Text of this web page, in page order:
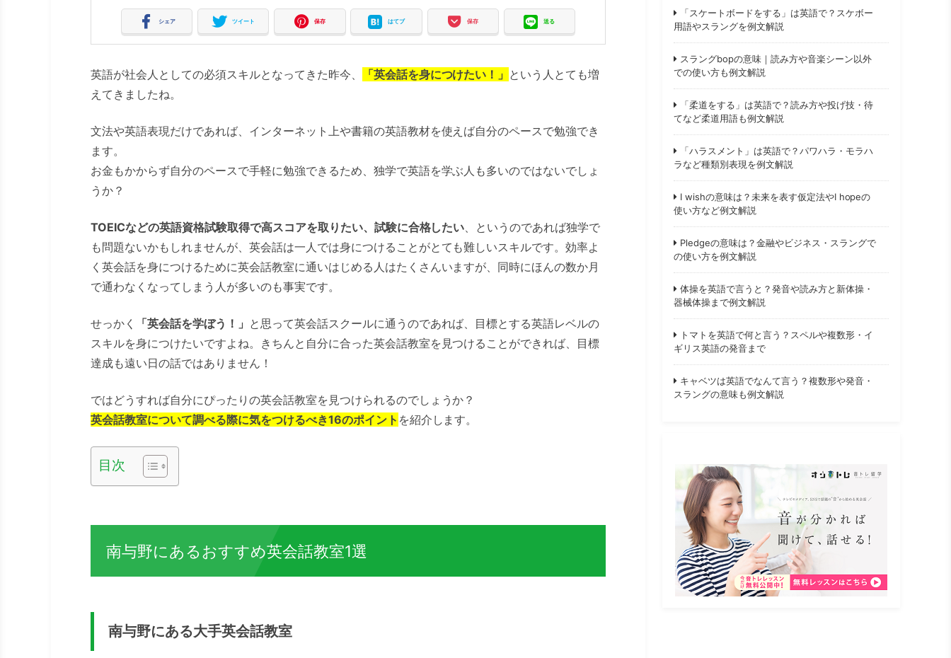
シェア ツイート 保存 はてブ 保存 送る
英語が社会人としての必須スキルとなってきた昨今、 「英会話を身につけたい！」 という人とても増
えてきましたね。
文法や英語表現だけであれば、インターネット上や書籍の英語教材を使えば自分のペースで勉強でき
ます。
お金もかからず自分のペースで手軽に勉強できるため、独学で英語を学ぶ人も多いのではないでしょ
うか？
TOEICなどの英語資格試験取得で高スコアを取りたい、試験に合格したい 、というのであれば独学で
も問題ないかもしれませんが、英会話は一人では身につけることがとても難しいスキルです。効率よ
く英会話を身につけるために英会話教室に通いはじめる人はたくさんいますが、同時にほんの数か月
で通わなくなってしまう人が多いのも事実です。
せっかく 「英会話を学ぼう！」 と思って英会話スクールに通うのであれば、目標とする英語レベルの
スキルを身につけたいですよね。きちんと自分に合った英会話教室を見つけることができれば、目標
達成も遠い日の話ではありません！
ではどうすれば自分にぴったりの英会話教室を見つけられるのでしょうか？
英会話教室について調べる際に気をつけるべき16のポイント を紹介します。
目次
南与野にあるおすすめ英会話教室1選
南与野にある大手英会話教室
「スケートボードをする」は英語で？スケボー
用語やスラングを例文解説
スラングbopの意味｜読み方や音楽シーン以外
での使い方も例文解説
「柔道をする」は英語で？読み方や投げ技・待
てなど柔道用語も例文解説
「ハラスメント」は英語で？パワハラ・モラハ
ラなど種類別表現を例文解説
I wishの意味は？未来を表す仮定法やI hopeの
使い方など例文解説
Pledgeの意味は？金融やビジネス・スラングで
の使い方を例文解説
体操を英語で言うと？発音や読み方と新体操・
器械体操まで例文解説
トマトを英語で何と言う？スペルや複数形・イ
ギリス英語の発音まで
キャベツは英語でなんて言う？複数形や発音・
スラングの意味も例文解説